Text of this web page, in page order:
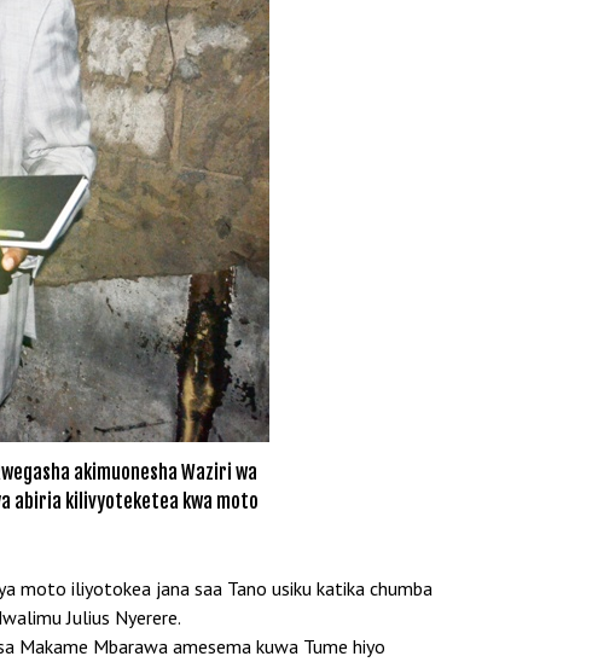
akimuonesha Waziri wa
abiria kilivyoteketea kwa moto
moto iliyotokea jana saa Tano usiku katika chumba
Julius Nyerere.
Makame Mbarawa amesema kuwa Tume hiyo